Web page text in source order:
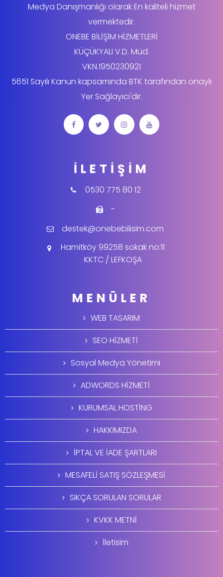
Medya Danışmanlığı olarak En kaliteli hizmet
vermektedir.
ONEBE BİLİŞİM HİZMETLERİ
KÜÇÜKYALI V.D. Müd.
VKN.1950230921
5651 Sayılı Kanun kapsamında BTK tarafından onaylı
Yer Sağlayıcı'dır.
İLETIŞIM
0530 775 80 12
-
destek@onebebilisim.com
Hamitköy 99258 sokak no:11
KKTC / LEFKOŞA
MENÜLER
WEB TASARIM
SEO HİZMETİ
Sosyal Medya Yönetimi
ADWORDS HİZMETİ
KURUMSAL HOSTİNG
HAKKIMIZDA
İPTAL VE İADE ŞARTLARI
MESAFELİ SATIŞ SÖZLEŞMESİ
SIKÇA SORULAN SORULAR
KVKK METNİ
İletisim